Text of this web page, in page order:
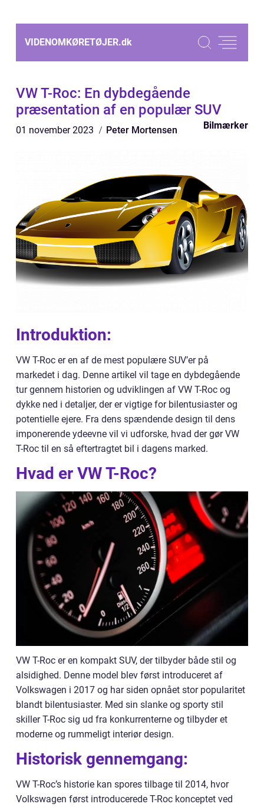
VIDENOMKØRETØJER.dk
VW T-Roc: En dybdegående
præsentation af en populær SUV
01 november 2023 Peter Mortensen Bilmærker
Introduktion:
VW T-Roc er en af de mest populære SUV’er på
markedet i dag. Denne artikel vil tage en dybdegående
tur gennem historien og udviklingen af VW T-Roc og
dykke ned i detaljer, der er vigtige for bilentusiaster og
potentielle ejere. Fra dens spændende design til dens
imponerende ydeevne vil vi udforske, hvad der gør VW
T-Roc til en så eftertragtet bil i dagens marked.
Hvad er VW T-Roc?
VW T-Roc er en kompakt SUV, der tilbyder både stil og
alsidighed. Denne model blev først introduceret af
Volkswagen i 2017 og har siden opnået stor popularitet
blandt bilentusiaster. Med sin slanke og sporty stil
skiller T-Roc sig ud fra konkurrenterne og tilbyder et
moderne og rummeligt interiør design.
Historisk gennemgang:
VW T-Roc’s historie kan spores tilbage til 2014, hvor
Volkswagen først introducerede T-Roc konceptet ved